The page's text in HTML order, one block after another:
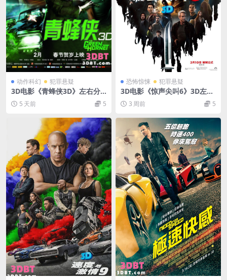
动作科幻 犯罪悬疑
3D电影《青蜂侠3D》左右分
屏格式 高清 网盘下载 百度3D
VR电影
5 天前 5
恐怖惊悚 犯罪悬疑
3D电影《惊声尖叫6》3D左右
分屏格式 高清网盘下载
3 周前 5